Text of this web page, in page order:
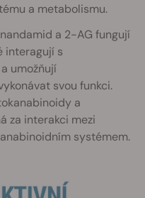
a metabolismu.
a 2-AG fungují
interagují s
umožňují
svou funkci.
a
za interakci mezi
systémem.